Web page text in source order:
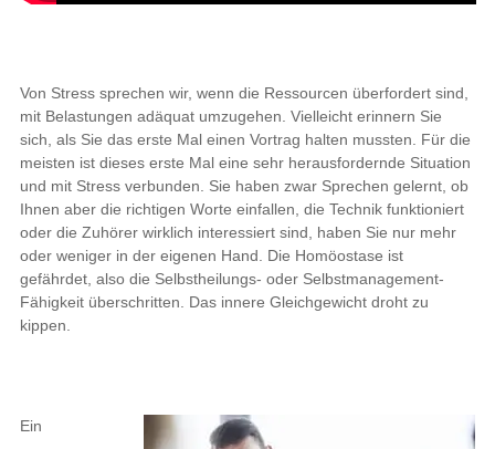
Von Stress sprechen wir, wenn die Ressourcen überfordert sind,
mit Belastungen adäquat umzugehen. Vielleicht erinnern Sie
sich, als Sie das erste Mal einen Vortrag halten mussten. Für die
meisten ist dieses erste Mal eine sehr herausfordernde Situation
und mit Stress verbunden. Sie haben zwar Sprechen gelernt, ob
Ihnen aber die richtigen Worte einfallen, die Technik funktioniert
oder die Zuhörer wirklich interessiert sind, haben Sie nur mehr
oder weniger in der eigenen Hand. Die Homöostase ist
gefährdet, also die Selbstheilungs- oder Selbstmanagement-
Fähigkeit überschritten. Das innere Gleichgewicht droht zu
kippen.
Ein